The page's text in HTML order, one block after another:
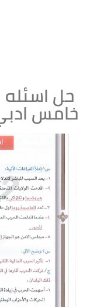
حل اسئله
خامس